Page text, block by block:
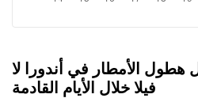
هطول الأمطار في أندورا لا
فيلا خلال الأيام القادمة